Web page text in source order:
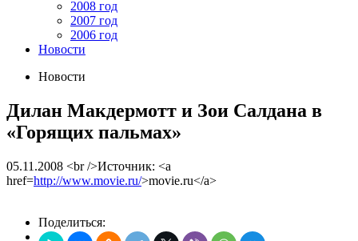
2008 год
2007 год
2006 год
Новости
Новости
Дилан Макдермотт и Зои Салдана в
«Горящих пальмах»
05.11.2008 <br />Источник: <a
href=http://www.movie.ru/>movie.ru</a>
Поделиться: